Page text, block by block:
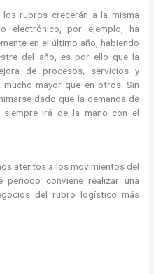
rubros crecerán a la misma
electrónico, por ejemplo, ha
en el último año, habiendo
del año, es por ello que la
de procesos, servicios y
mayor que en otros. Sin
dado que la demanda de
irá de la mano con el
atentos a los movimientos del
periodo conviene realizar una
del rubro logístico más